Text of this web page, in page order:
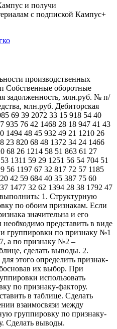
и получи
с подпиской Кампус+
производственных
Собственные оборотные
задолженность, млн.руб. № п/
млн.руб. Дебиторская
69 39 2072 33 15 918 54 40
935 76 42 1468 28 18 947 41 43
1494 48 45 932 49 21 1210 26
23 820 68 48 1372 34 24 1466
68 26 1214 58 51 863 61 27
1311 59 29 1251 56 54 704 51
56 1197 67 32 817 72 57 1185
42 59 684 40 35 387 75 60
1477 32 62 1394 28 38 1792 47
1. Структурную
по обоим признакам. Если
значительна и его
представить в виде
группировки по признаку №1
а по признаку №2 –
сделать выводы. 2.
этого определить признак-
их выбор. При
использовать
по признаку-фактору.
в таблице. Сделать
взаимосвязи между
группировку по признаку-
Сделать выводы.